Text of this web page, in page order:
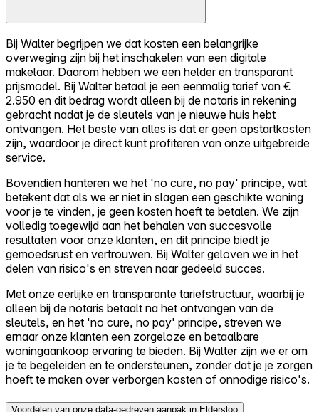
Bij Walter begrijpen we dat kosten een belangrijke
overweging zijn bij het inschakelen van een digitale
makelaar. Daarom hebben we een helder en transparant
prijsmodel. Bij Walter betaal je een eenmalig tarief van €
2.950 en dit bedrag wordt alleen bij de notaris in rekening
gebracht nadat je de sleutels van je nieuwe huis hebt
ontvangen. Het beste van alles is dat er geen opstartkosten
zijn, waardoor je direct kunt profiteren van onze uitgebreide
service.
Bovendien hanteren we het 'no cure, no pay' principe, wat
betekent dat als we er niet in slagen een geschikte woning
voor je te vinden, je geen kosten hoeft te betalen. We zijn
volledig toegewijd aan het behalen van succesvolle
resultaten voor onze klanten, en dit principe biedt je
gemoedsrust en vertrouwen. Bij Walter geloven we in het
delen van risico's en streven naar gedeeld succes.
Met onze eerlijke en transparante tariefstructuur, waarbij je
alleen bij de notaris betaalt na het ontvangen van de
sleutels, en het 'no cure, no pay' principe, streven we
ernaar onze klanten een zorgeloze en betaalbare
woningaankoop ervaring te bieden. Bij Walter zijn we er om
je te begeleiden en te ondersteunen, zonder dat je je zorgen
hoeft te maken over verborgen kosten of onnodige risico's.
Voordelen van onze data-gedreven aanpak in Eldersloo